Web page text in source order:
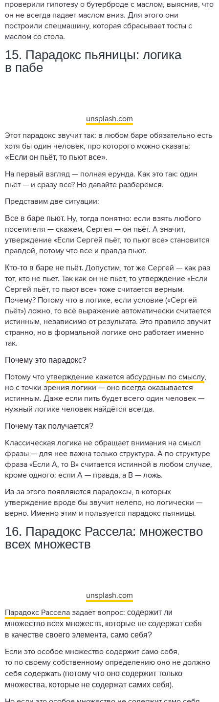
проверили гипотезу о бутерброде с маслом, выяснив, что
он не всегда падает маслом вниз. Для этого они
построили спецмашину, которая сбрасывает тосты с
маслом со стола.
15. Парадокс пьяницы: логика
в пабе
unsplash.com
Этот парадокс звучит так: в любом баре обязательно есть
хотя бы один человек, про которого можно сказать:
«Если он пьёт, то пьют все».
На первый взгляд — полная ерунда. Как это так: один
пьёт — и сразу все? Но давайте разберёмся.
Представим две ситуации:
Все в баре пьют. Ну, тогда понятно: если взять любого
посетителя — скажем, Сергея — он пьёт. А значит,
утверждение «Если Сергей пьёт, то пьют все» становится
правдой, потому что все и правда пьют.
Кто-то в баре не пьёт. Допустим, тот же Сергей — как раз
тот, кто не пьёт. Так как он не пьёт, то утверждение «Если
Сергей пьёт, то пьют все» тоже считается верным.
Почему? Потому что в логике, если условие («Сергей
пьёт») ложно, то всё выражение автоматически считается
истинным, независимо от результата. Это правило звучит
странно, но в формальной логике оно работает именно
так.
Почему это парадокс?
Потому что утверждение кажется абсурдным по смыслу,
но с точки зрения логики — оно всегда оказывается
истинным. Даже если пить будет всего один человек —
нужный логике человек найдётся всегда.
Почему так получается?
Классическая логика не обращает внимания на смысл
фразы — для неё важна только структура. А по структуре
фраза «Если A, то B» считается истинной в любом случае,
кроме одного: если A — правда, а B — ложь.
Из-за этого появляются парадоксы, в которых
утверждение вроде бы звучит нелепо, но логически —
верно. Именно этим и пользуется парадокс пьяницы.
16. Парадокс Рассела: множество
всех множеств
unsplash.com
Парадокс Рассела задаёт вопрос: содержит ли
множество всех множеств, которые не содержат себя
в качестве своего элемента, само себя?
Если это особое множество содержит само себя,
то по своему собственному определению оно не должно
себя содержать (потому что оно содержит только
множества, которые не содержат самих себя).